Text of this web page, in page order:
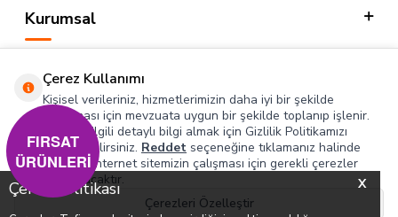
X
Çerez Politikası
Kurumsal
Hızlı Erişim
Sosyal
Adres & İletişim
Çerez Kullanımı
Kişisel verileriniz, hizmetlerimizin daha iyi bir şekilde
sunulması için mevzuata uygun bir şekilde toplanıp işlenir.
Konuyla ilgili detaylı bilgi almak için Gizlilik Politikamızı
inceleyebilirsiniz. Reddet seçeneğine tıklamanız halinde
yalnızca internet sitemizin çalışması için gerekli çerezler
kullanılacaktır.
Çerezleri Özelleştir
FIRSAT
ÜRÜNLERİ